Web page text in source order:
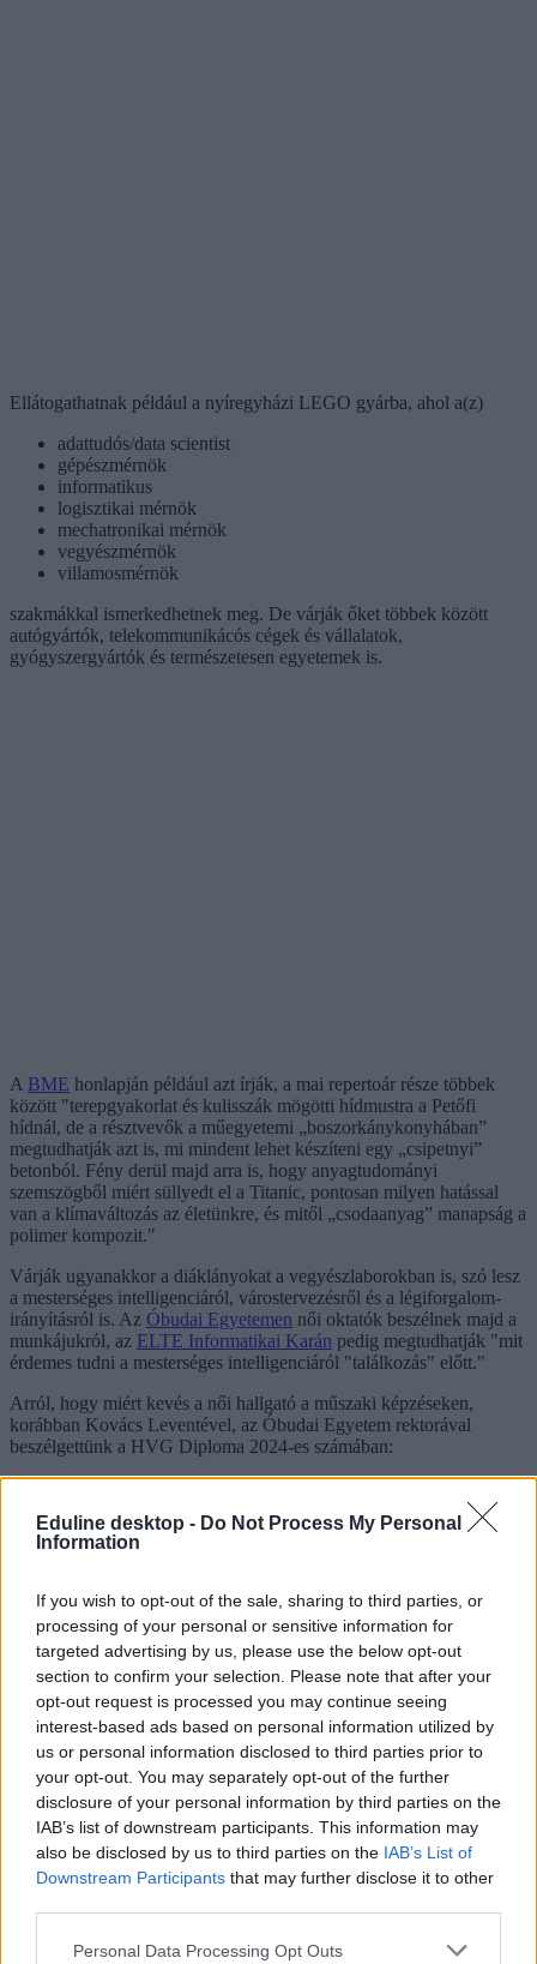
Eduline desktop - Do Not Process My Personal
Information
If you wish to opt-out of the sale, sharing to third parties, or
processing of your personal or sensitive information for
targeted advertising by us, please use the below opt-out
section to confirm your selection. Please note that after your
opt-out request is processed you may continue seeing
interest-based ads based on personal information utilized by
us or personal information disclosed to third parties prior to
your opt-out. You may separately opt-out of the further
disclosure of your personal information by third parties on the
IAB’s list of downstream participants. This information may
also be disclosed by us to third parties on the IAB’s List of
Downstream Participants that may further disclose it to other
Personal Data Processing Opt Outs
Ellátogathatnak például a nyíregyházi LEGO gyárba, ahol a(z)
adattudós/data scientist
gépészmérnök
informatikus
logisztikai mérnök
mechatronikai mérnök
vegyészmérnök
villamosmérnök
szakmákkal ismerkedhetnek meg. De várják őket többek között
autógyártók, telekommunikácós cégek és vállalatok,
gyógyszergyártók és természetesen egyetemek is.
A BME honlapján például azt írják, a mai repertoár része többek
között "terepgyakorlat és kulisszák mögötti hídmustra a Petőfi
hídnál, de a résztvevők a műegyetemi „boszorkánykonyhában”
megtudhatják azt is, mi mindent lehet készíteni egy „csipetnyi”
betonból. Fény derül majd arra is, hogy anyagtudományi
szemszögből miért süllyedt el a Titanic, pontosan milyen hatással
van a klímaváltozás az életünkre, és mitől „csodaanyag” manapság a
polimer kompozit."
Várják ugyanakkor a diáklányokat a vegyészlaborokban is, szó lesz
a mesterséges intelligenciáról, várostervezésről és a légiforgalom-
irányításról is. Az Óbudai Egyetemen női oktatók beszélnek majd a
munkájukról, az ELTE Informatikai Karán pedig megtudhatják "mit
érdemes tudni a mesterséges intelligenciáról "találkozás" előtt."
Arról, hogy miért kevés a női hallgató a műszaki képzéseken,
korábban Kovács Leventével, az Óbudai Egyetem rektorával
beszélgettünk a HVG Diploma 2024-es számában: